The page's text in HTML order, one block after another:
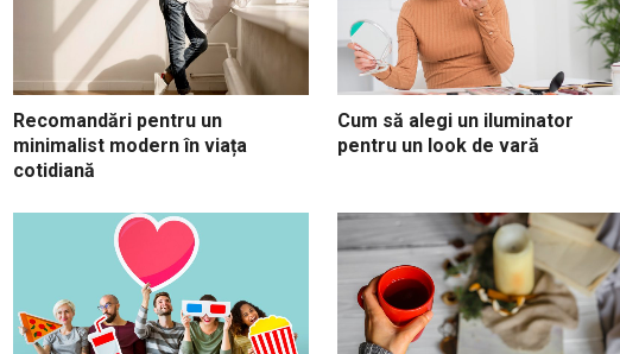
Recomandări pentru un
minimalist modern în viața
cotidiană
Cum să alegi un iluminator
pentru un look de vară